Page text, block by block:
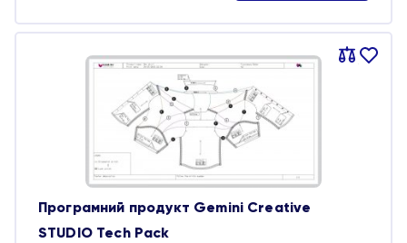
Порівняти
В
Програмний продукт Gemini Creative
STUDIO Tech Pack